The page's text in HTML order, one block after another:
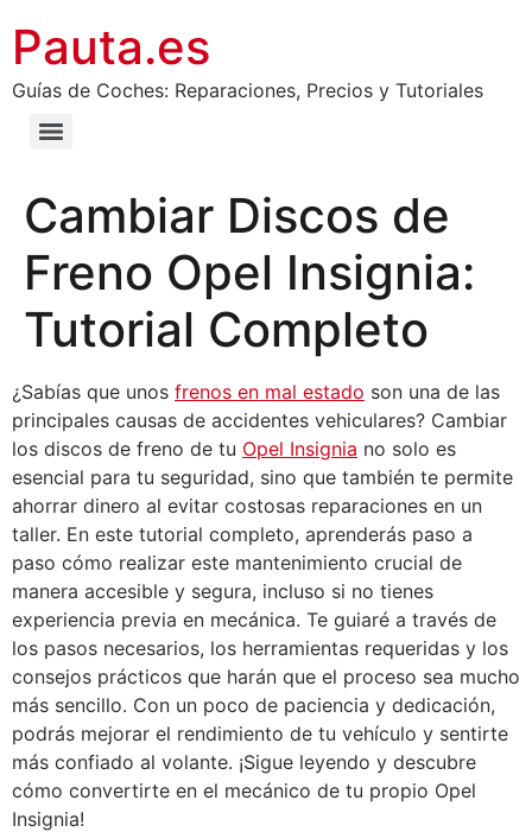
Pauta.es
Guías de Coches: Reparaciones, Precios y Tutoriales
Cambiar Discos de
Freno Opel Insignia:
Tutorial Completo
¿Sabías que unos frenos en mal estado son una de las
principales causas de accidentes vehiculares? Cambiar
los discos de freno de tu Opel Insignia no solo es
esencial para tu seguridad, sino que también te permite
ahorrar dinero al evitar costosas reparaciones en un
taller. En este tutorial completo, aprenderás paso a
paso cómo realizar este mantenimiento crucial de
manera accesible y segura, incluso si no tienes
experiencia previa en mecánica. Te guiaré a través de
los pasos necesarios, los herramientas requeridas y los
consejos prácticos que harán que el proceso sea mucho
más sencillo. Con un poco de paciencia y dedicación,
podrás mejorar el rendimiento de tu vehículo y sentirte
más confiado al volante. ¡Sigue leyendo y descubre
cómo convertirte en el mecánico de tu propio Opel
Insignia!